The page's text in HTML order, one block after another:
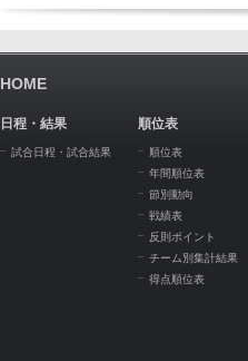
HOME
日程・結果
試合日程・試合結果
順位表
順位表
年間順位表
節別動向
戦績表
反則ポイント
チーム別集計結果
得点順位表